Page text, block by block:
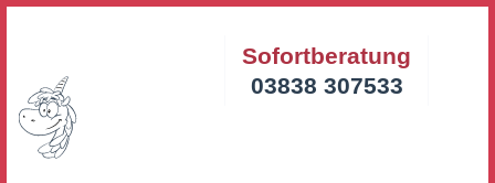
Sofortberatung
03838 307533